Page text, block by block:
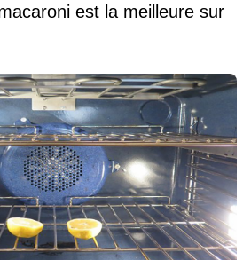
est la meilleure sur